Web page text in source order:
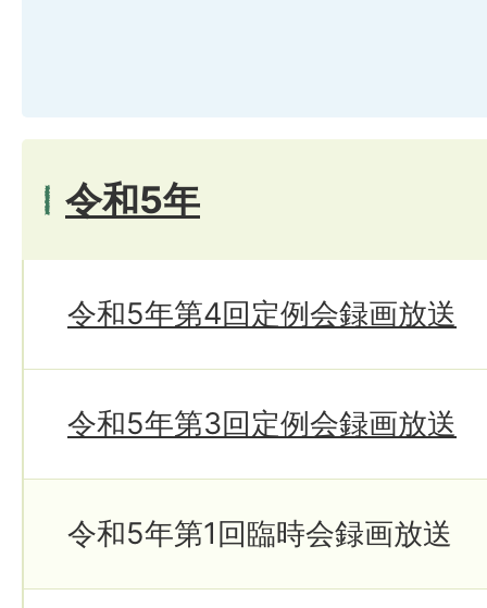
令和5年
令和5年第4回定例会録画放送
令和5年第3回定例会録画放送
令和5年第1回臨時会録画放送